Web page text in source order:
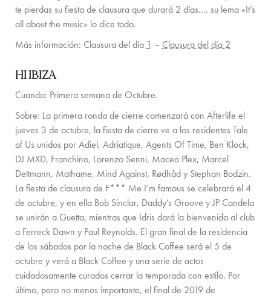
SERVICES ON REQUEST
te pierdas su fiesta de clausura que durará 2 días…. su lema «It’s
all about the music» lo dice todo.
Más información: Clausura del día1 – Clausura del día 2
HI IBIZA
Cuando: Primera semana de Octubre.
Sobre: La primera ronda de cierre comenzará con Afterlife el
jueves 3 de octubre, la fiesta de cierre ve a los residentes Tale
of Us unidos por Adiel, Adriatique, Agents Of Time, Ben Klock,
DJ MXD, Franchino, Lorenzo Senni, Maceo Plex, Marcel
Dettmann, Mathame, Mind Against, Rødhåd y Stephan Bodzin.
La fiesta de clausura de F*** Me I’m famous se celebrará el 4
de octubre, y en ella Bob Sinclar, Daddy’s Groove y JP Candela
se unirán a Guetta, mientras que Idris dará la bienvenida al club
a Ferreck Dawn y Paul Reynolds. El gran final de la residencia
de los sábados por la noche de Black Coffee será el 5 de
octubre y verá a Black Coffee y una serie de actos
cuidadosamente curados cerrar la temporada con estilo. Por
último, pero no menos importante, el final de 2019 de